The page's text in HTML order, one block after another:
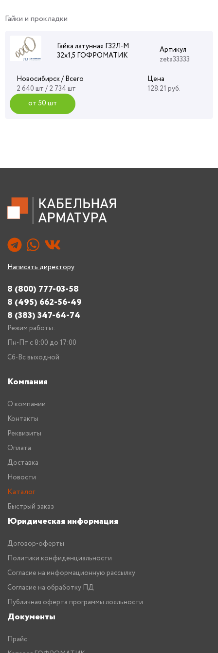
Гайки и прокладки
Гайка латунная Г32Л-М
32х1,5 ГОФРОМАТИК
Артикул
zeta33333
Новосибирск / Всего
2 640 шт / 2 734 шт
Цена
128.21 руб.
от 50 шт
Написать директору
8 (800) 777-03-58
8 (495) 662-56-49
8 (383) 347-64-74
Режим работы:
Пн-Пт с 8:00 до 17:00
Сб-Вс выходной
Компания
О компании
Контакты
Реквизиты
Оплата
Доставка
Новости
Каталог
Быстрый заказ
Юридическая информация
Договор-оферты
Политики конфиденциальности
Согласие на информационную рассылку
Согласие на обработку ПД
Публичная оферта программы лояльности
Документы
Прайс